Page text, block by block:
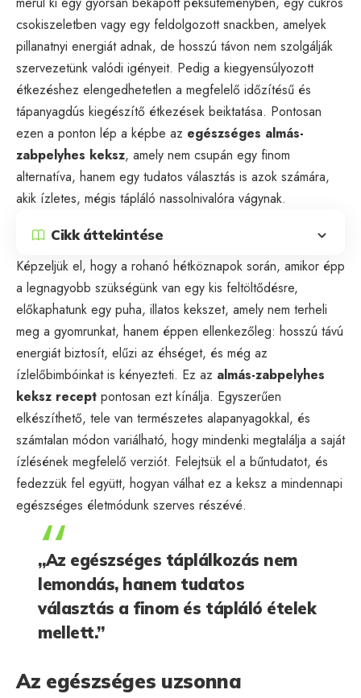
csokiszeletben vagy egy feldolgozott snackben, amelyek
pillanatnyi energiát adnak, de hosszú távon nem szolgálják
szervezetünk valódi igényeit. Pedig a kiegyensúlyozott
étkezéshez elengedhetetlen a megfelelő időzítésű és
tápanyagdús kiegészítő étkezések beiktatása. Pontosan
ezen a ponton lép a képbe az egészséges almás-
zabpelyhes keksz, amely nem csupán egy finom
alternatíva, hanem egy tudatos választás is azok számára,
akik ízletes, mégis tápláló nassolnivalóra vágynak.
Cikk áttekintése
Képzeljük el, hogy a rohanó hétköznapok során, amikor épp
a legnagyobb szükségünk van egy kis feltöltődésre,
előkaphatunk egy puha, illatos kekszet, amely nem terheli
meg a gyomrunkat, hanem éppen ellenkezőleg: hosszú távú
energiát biztosít, elűzi az éhséget, és még az
ízlelőbimbóinkat is kényezteti. Ez az almás-zabpelyhes
keksz recept pontosan ezt kínálja. Egyszerűen
elkészíthető, tele van természetes alapanyagokkal, és
számtalan módon variálható, hogy mindenki megtalálja a saját
ízlésének megfelelő verziót. Felejtsük el a bűntudatot, és
fedezzük fel együtt, hogyan válhat ez a keksz a mindennapi
egészséges életmódunk szerves részévé.
„Az egészséges táplálkozás nem
lemondás, hanem tudatos
választás a finom és tápláló ételek
mellett.”
Az egészséges uzsonna